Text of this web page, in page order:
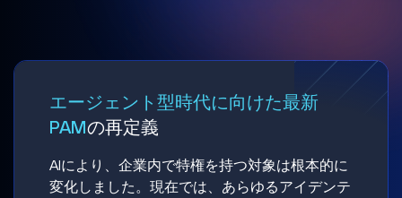
エージェント型時代に向けた最新
PAMの再定義
AIにより、企業内で特権を持つ対象は根本的に
変化しました。現在では、あらゆるアイデンテ